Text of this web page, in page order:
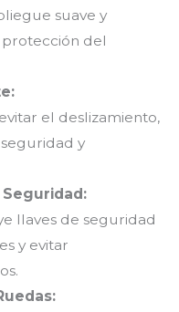
suave y
del
el deslizamiento,
y
llaves de seguridad
y evitar